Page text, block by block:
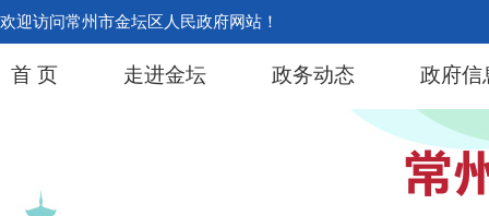
欢迎访问常州市金坛区人民政府网站！
首 页 走进金坛 政务动态 政府信